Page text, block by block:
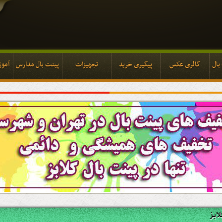
گالری عکس پیگیری خرید تجهیزات پینت بال مدارس